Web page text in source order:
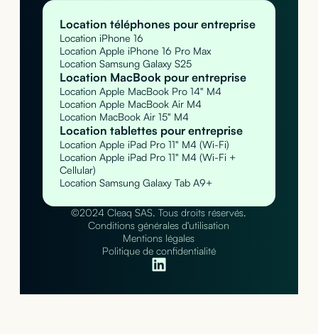
Location téléphones pour entreprise
Location iPhone 16
Location Apple iPhone 16 Pro Max
Location Samsung Galaxy S25
Location MacBook pour entreprise
Location Apple MacBook Pro 14" M4
Location Apple MacBook Air M4
Location MacBook Air 15" M4
Location tablettes pour entreprise
Location Apple iPad Pro 11" M4 (Wi-Fi)
Location Apple iPad Pro 11" M4 (Wi-Fi +
Cellular)
Location Samsung Galaxy Tab A9+
©2024 Cleaq SAS. Tous droits réservés.
Conditions générales d'utilisation
Mentions légales
Politique de confidentialité